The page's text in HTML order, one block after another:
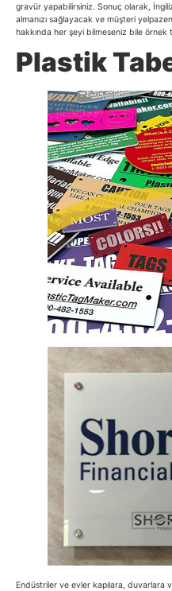
gravür yapabilirsiniz. Sonuç olarak,
almanızı sağlayacak ve müşteri
hakkında her şeyi bilmeseniz bile örnek
Plastik
Endüstriler ve evler kapılara,